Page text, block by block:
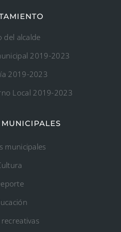
del alcalde
2019-2023
2019-2023
Local 2019-2023
municipales